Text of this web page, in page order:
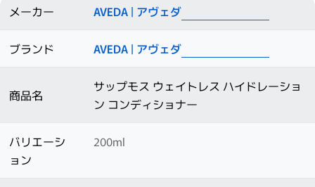
メーカー AVEDA | アヴェダ
ブランド AVEDA | アヴェダ
商品名
サップモス ウェイトレス ハイドレーショ
ン コンディショナー
バリエーシ
ョン
200ml